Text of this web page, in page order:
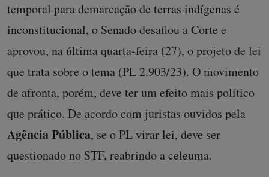
temporal para demarcação de terras indígenas é
inconstitucional, o Senado desafiou a Corte e
aprovou, na última quarta-feira (27), o projeto de lei
que trata sobre o tema (PL 2.903/23). O movimento
de afronta, porém, deve ter um efeito mais político
que prático. De acordo com juristas ouvidos pela
Agência Pública, se o PL virar lei, deve ser
questionado no STF, reabrindo a celeuma.